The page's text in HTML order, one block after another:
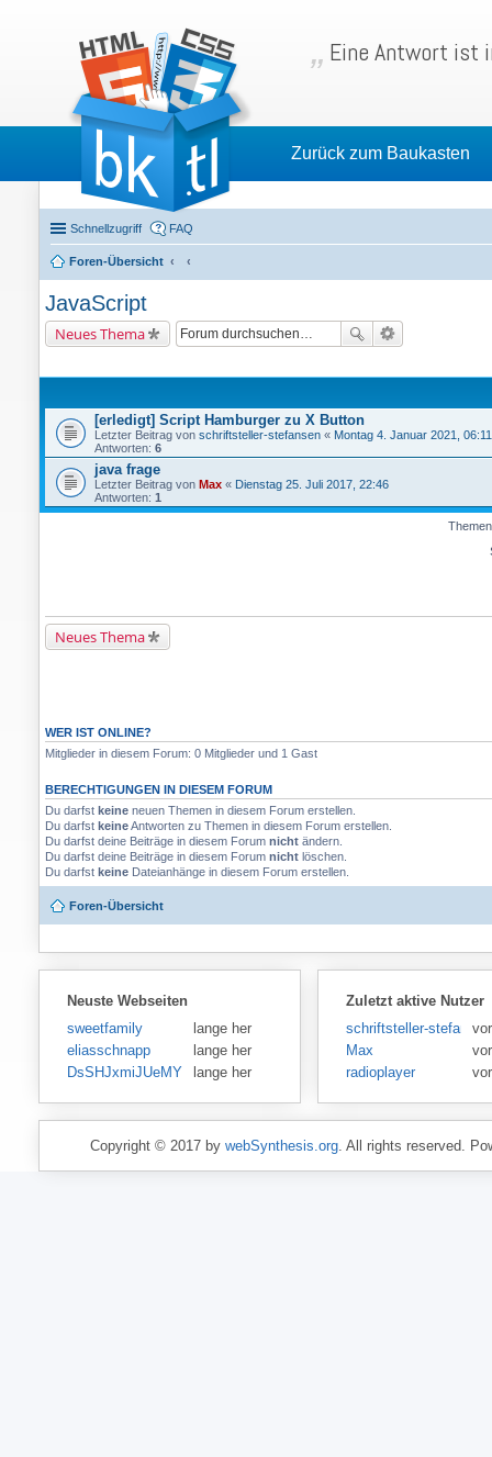
Eine Antwort ist
Zurück zum Baukasten
Schnellzugriff FAQ
Foren-Übersicht
JavaScript
Neues Thema
[erledigt] Script Hamburger zu X Button
Letzter Beitrag von schriftsteller-stefansen « Montag 4. Januar 2021, 06:11
Antworten: 6
java frage
Letzter Beitrag von Max « Dienstag 25. Juli 2017, 22:46
Antworten: 1
Neues Thema
WER IST ONLINE?
Mitglieder in diesem Forum: 0 Mitglieder und 1 Gast
BERECHTIGUNGEN IN DIESEM FORUM
Du darfst keine neuen Themen in diesem Forum erstellen.
Du darfst keineAntworten zu Themen in diesem Forum erstellen.
Du darfst deine Beiträge in diesem Forum nicht ändern.
Du darfst deine Beiträge in diesem Forum nicht löschen.
Du darfst keine Dateianhänge in diesem Forum erstellen.
Foren-Übersicht
Neuste Webseiten
sweetfamily
lange her
eliasschnapp
lange her
DsSHJxmiJUeMY
lange her
Zuletzt aktive Nutzer
schriftsteller-stefansen
Max
radioplayer
Copyright © 2017 by webSynthesis.org. All rights reserved.